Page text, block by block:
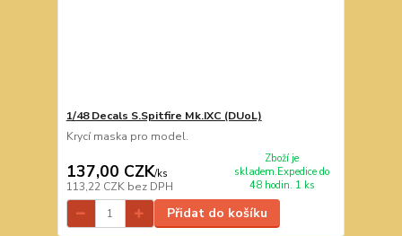
1/48 Decals S.Spitfire Mk.IXC (DUoL)
Krycí maska pro model.
137,00 CZK/ks
113,22 CZK bez DPH
Zboží je
skladem.Expedice do
48 hodin. 1 ks
Přidat do košíku